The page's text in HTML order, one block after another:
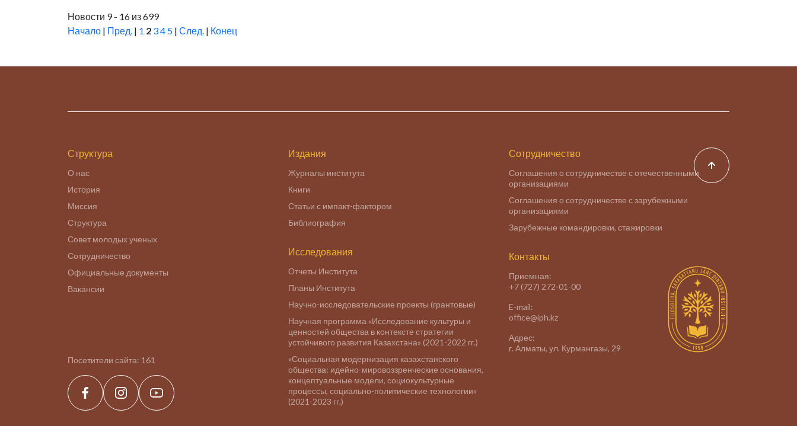
Новости 9 - 16 из 699
Начало | Пред. | 1 2 34 5 | След. | Конец
Структура
О нас
История
Миссия
Структура
Совет молодых ученых
Сотрудничество
Официальные документы
Вакансии
Посетители сайта: 161
Издания
Журналы института
Книги
Статьи с импакт-фактором
Библиография
Исследования
Отчеты Института
Планы Института
Научно-исследовательские проекты (грантовые)
Научная программа «Исследование культуры и
ценностей общества в контексте стратегии
устойчивого развития Казахстана» (2021-2022 гг.)
«Социальная модернизация казахстанского
общества: идейно-мировоззренческие основания,
концептуальные модели, социокультурные
процессы, социально-политические технологии»
(2021-2023 гг.)
Сотрудничество
Соглашения о сотрудничестве с отечественными
организациями
Соглашения о сотрудничестве с зарубежными
организациями
Зарубежные командировки, стажировки
Контакты
Приемная:
+7 (727) 272-01-00
E-mail:
office@iph.kz
Адрес:
г. Алматы, ул. Курмангазы, 29